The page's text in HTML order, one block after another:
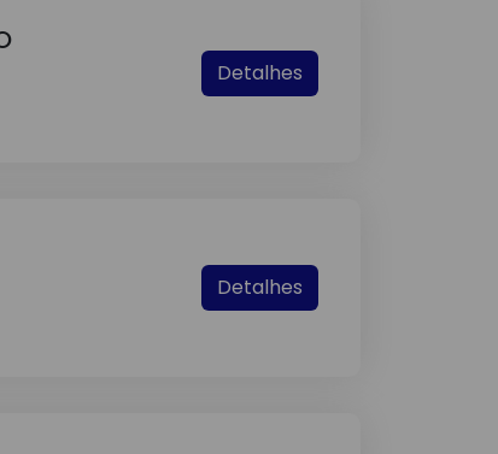
Detalhes
Detalhes